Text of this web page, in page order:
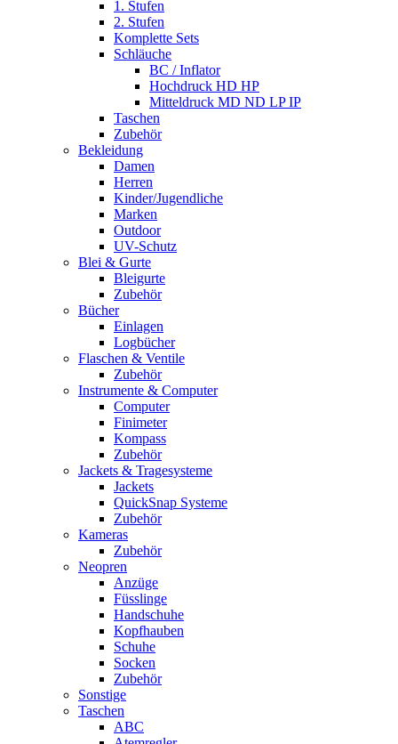
1. Stufen
2. Stufen
Komplette Sets
Schläuche
BC / Inflator
Hochdruck HD HP
Mitteldruck MD ND LP IP
Taschen
Zubehör
Bekleidung
Damen
Herren
Kinder/Jugendliche
Marken
Outdoor
UV-Schutz
Blei & Gurte
Bleigurte
Zubehör
Bücher
Einlagen
Logbücher
Flaschen & Ventile
Zubehör
Instrumente & Computer
Computer
Finimeter
Kompass
Zubehör
Jackets & Tragesysteme
Jackets
QuickSnap Systeme
Zubehör
Kameras
Zubehör
Neopren
Anzüge
Füsslinge
Handschuhe
Kopfhauben
Schuhe
Socken
Zubehör
Sonstige
Taschen
ABC